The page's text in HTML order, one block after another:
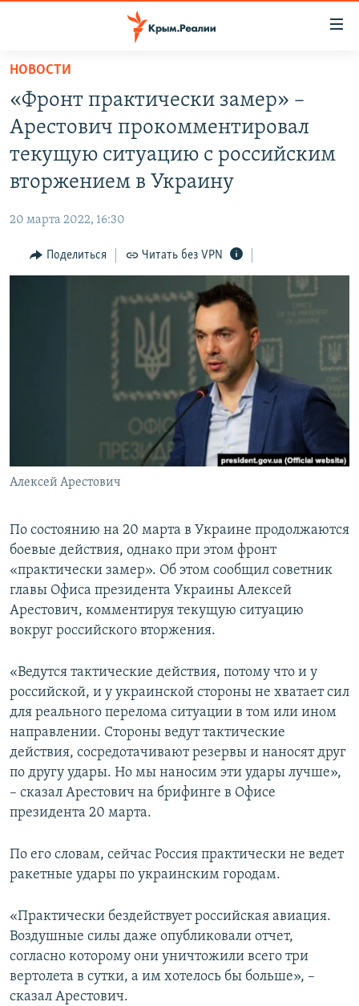
Вернуться
основному
содержанию
Вернутся
главной
Вернутся
поиску
СПЕЦПРОЕКТЫ
КАРТА ВОЕННЫХ ОБЪЕКТОВ КРЫМА
ВОДА
ИНТЕРАКТИВ
ИНФОГРАФИКА
СОВЕТЫ ПРАВОЗАЩИТНИКОВ
ПРОПАВШИЕ БЕЗ ВЕСТИ
ПОБЕДИТЕЛЕЙ НЕ СУДЯТ?
КРЫМ.НЕПОКОРЕННЫЙ
УКРАИНСКАЯ ПРОБЛЕМА КРЫМА
РАДІО СВОБОДА
КАК ОБОЙТИ БЛОКИРОВКУ
ПРИСОЕДИНЯЙТЕСЬ!
Все сайты RFE/RL
НОВОСТИ
«Фронт практически замер» –
Арестович прокомментировал
текущую ситуацию с российским
вторжением в Украину
20 марта 2022, 16:30
Поделиться Читать без VPN
Алексей Арестович
По состоянию на 20 марта в Украине продолжаются
боевые действия, однако при этом фронт
«практически замер». Об этом сообщил советник
главы Офиса президента Украины Алексей
Арестович, комментируя текущую ситуацию
вокруг российского вторжения.
«Ведутся тактические действия, потому что и у
российской, и у украинской стороны не хватает сил
для реального перелома ситуации в том или ином
направлении. Стороны ведут тактические
действия, сосредотачивают резервы и наносят друг
по другу удары. Но мы наносим эти удары лучше»,
– сказал Арестович на брифинге в Офисе
президента 20 марта.
По его словам, сейчас Россия практически не ведет
ракетные удары по украинским городам.
«Практически бездействует российская авиация.
Воздушные силы даже опубликовали отчет,
согласно которому они уничтожили всего три
вертолета в сутки, а им хотелось бы больше», –
сказал Арестович.